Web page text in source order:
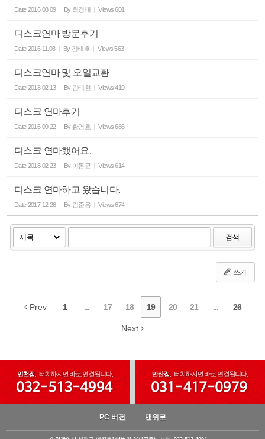
Date2016.08.09 By 최경태 Views 601
디스크연마 방문후기
Date2016.11.03 By 김태호 Views 563
디스크연마 및 오일교환
Date2018.02.13 By 김태현 Views 419
디스크 연마후기
Date2016.09.22 By 황영호 Views 686
디스크 연마했어요.
Date2018.02.23 By 이동균 Views 614
디스크 연마하고 왔습니다.
Date2017.12.26 By 김준용 Views 674
검색
쓰기
Prev 1 ... 17 18 19 20 21 ... 26
Next
PC 버전 맨위로